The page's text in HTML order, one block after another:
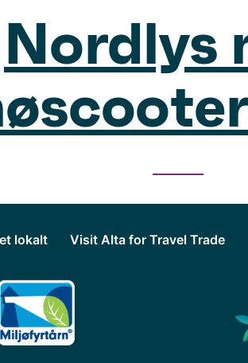
Nordlys
lokalt Visit Alta for Travel Trade